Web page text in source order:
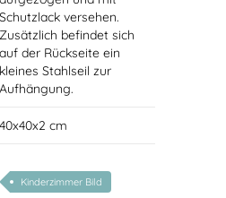
Schutzlack versehen.
Zusätzlich befindet sich
auf der Rückseite ein
kleines Stahlseil zur
Aufhängung.
40x40x2 cm
Kinderzimmer Bild